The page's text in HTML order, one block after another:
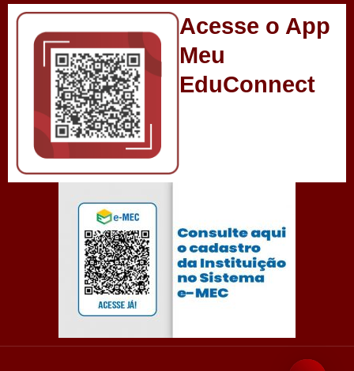
Acesse o App
Meu
EduConnect